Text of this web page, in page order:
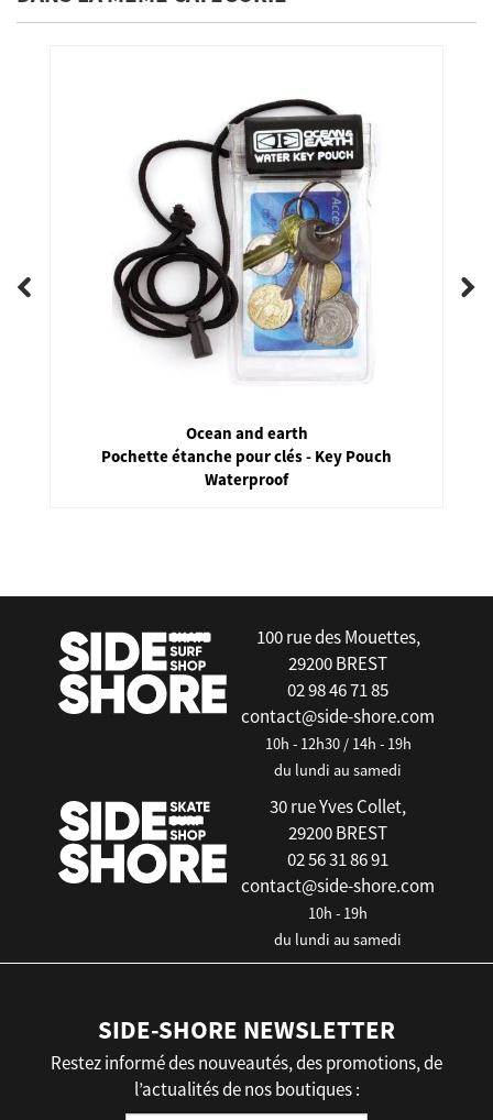
Ocean and earth
Pochette étanche pour clés - Key Pouch
Waterproof
100 rue des Mouettes,
29200 BREST
02 98 46 71 85
contact@side-shore.com
10h - 12h30 / 14h - 19h
du lundi au samedi
30 rue Yves Collet,
29200 BREST
02 56 31 86 91
contact@side-shore.com
10h - 19h
du lundi au samedi
SIDE-SHORE NEWSLETTER
Restez informé des nouveautés, des promotions, de
l’actualités de nos boutiques :